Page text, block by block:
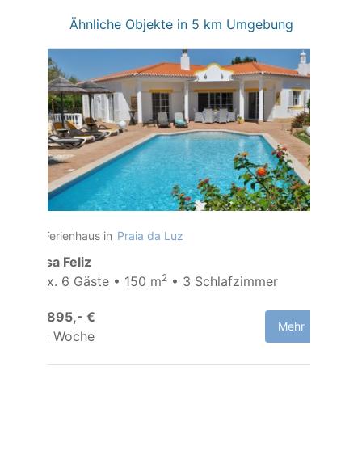
Ähnliche Objekte in 5 km Umgebung
Ferienhaus in Praia da Luz
Casa Feliz
Max. 6 Gäste • 150 m2 • 3 Schlafzimmer
ab 895,- €
pro Woche
Mehr